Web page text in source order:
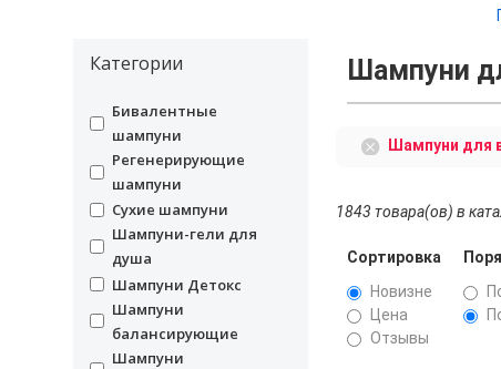
Категории
undefined
Бивалентные
шампуни
undefined
Регенерирующие
шампуни
undefined
Сухие шампуни
undefined
Шампуни-гели для
душа
undefined
Шампуни Детокс
undefined
Шампуни
балансирующие
undefined
Шампуни
Шампуни
Шампуни для
1843 товара(ов) в
Сортировка
Новизне
Цена
Отзывы